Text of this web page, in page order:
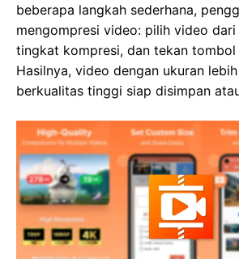
beberapa langkah sederhana,
mengompresi video: pilih video
tingkat kompresi, dan tekan tombol
Hasilnya, video dengan ukuran
berkualitas tinggi siap disimpan